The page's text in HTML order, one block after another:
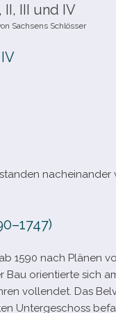
III und IV
Sachsens Schlösser
1590 nach Plänen
Bau ori­en­tierte sich
voll­endet. Das
Untergeschoss